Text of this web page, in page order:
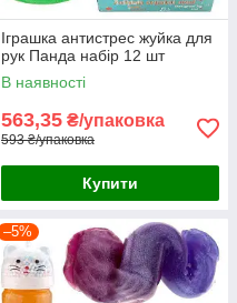
Іграшка антистрес жуйка для
рук Панда набір 12 шт
В наявності
563,35 ₴/упаковка
593 ₴/упаковка
Купити
–5%